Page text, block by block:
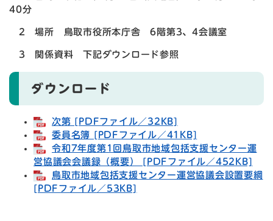
40分
2 場所 鳥取市役所本庁舎 6階第3、4会議室
3 関係資料 下記ダウンロード参照
ダウンロード
次第 [PDFファイル／32KB]
委員名簿 [PDFファイル／41KB]
令和7年度第1回鳥取市地域包括支援センター運
営協議会会議録（概要） [PDFファイル／452KB]
鳥取市地域包括支援センター運営協議会設置要綱
[PDFファイル／53KB]